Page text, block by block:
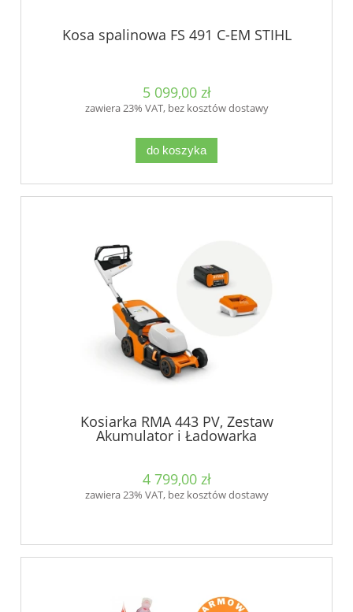
Kosa spalinowa FS 491 C-EM STIHL
5 099,00 zł
zawiera 23% VAT, bez kosztów dostawy
do koszyka
Kosiarka RMA 443 PV, Zestaw
Akumulator i Ładowarka
4 799,00 zł
zawiera 23% VAT, bez kosztów dostawy